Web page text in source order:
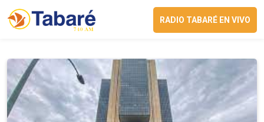
RADIO TABARÉ EN VIVO